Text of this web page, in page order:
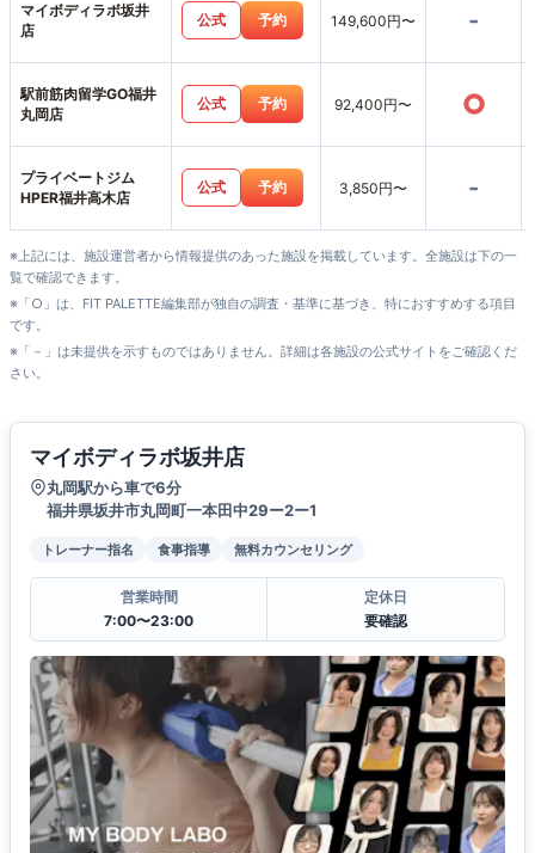
マイボディラボ坂井
店
公式 予約 149,600円〜 -
駅前筋肉留学GO福井
丸岡店
公式 予約 92,400円〜 ○
プライベートジム
HPER福井高木店
公式 予約 3,850円〜 -
※上記には、施設運営者から情報提供のあった施設を掲載しています。全施設は下の一
覧で確認できます。
※「○」は、FIT PALETTE編集部が独自の調査・基準に基づき、特におすすめする項目
です。
※「－」は未提供を示すものではありません。詳細は各施設の公式サイトをご確認くだ
さい。
マイボディラボ坂井店
丸岡駅から車で6分
福井県坂井市丸岡町一本田中29ー2ー1
トレーナー指名 食事指導 無料カウンセリング
営業時間
7:00〜23:00
定休日
要確認